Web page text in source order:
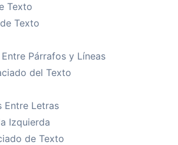
Texto
Texto
Párrafos y Líneas
del Texto
Entre Letras
Izquierda
de Texto